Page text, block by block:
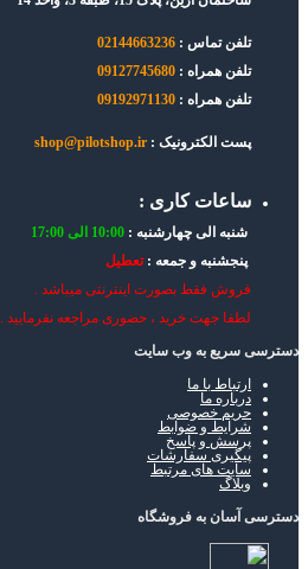
تلفن تماس : 02144663236
تلفن همراه : 09127745680
تلفن همراه : 09192971130
پست الکترونیک : shop@pilotshop.ir
ساعات کاری :
شنبه الی چهارشنبه : 10:00 الی 17:00
پنجشنبه و جمعه :تعطیل
فروش فقط بصورت اینترنتی میباشد .
لطفا جهت خرید ، حضوری مراجعه نفرمایید .
دسترسی سریع به وب سایت
ارتباط با ما
درباره ما
حریم خصوصی
شرایط و ضوابط
پرسش و پاسخ
پیگیری سفارشات
سایت های مرتبط
وبلاگ
دسترسی آسان به فروشگاه